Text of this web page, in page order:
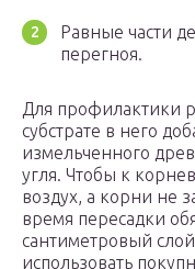
Равные части
перегноя.
Для профилактики
субстрате в него
измельченного
угля. Чтобы к
воздух, а корни не
время пересадки
сантиметровый
использовать